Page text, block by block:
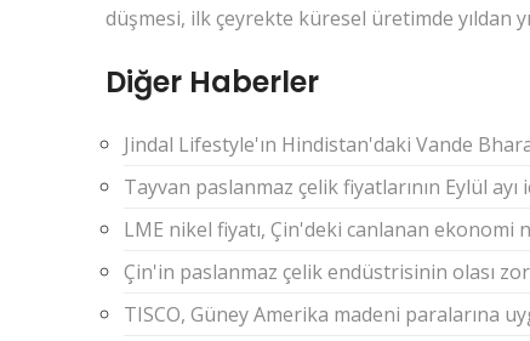
düşmesi, ilk çeyrekte küresel üretimde yıldan
Diğer Haberler
Jindal Lifestyle'ın Hindistan'daki Vande
Tayvan paslanmaz çelik fiyatlarının Eylül
LME nikel fiyatı, Çin'deki canlanan ekonomi
Çin'in paslanmaz çelik endüstrisinin olası
TISCO, Güney Amerika madeni paralarına